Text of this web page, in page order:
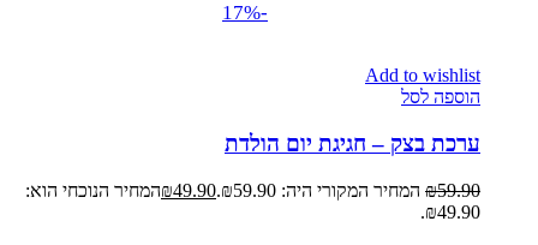
-17%
Add to wishlist
הוספה לסל
ערכת בצק – חגיגת יום הולדת
₪59.90 המחיר המקורי היה: ₪59.90. ₪49.90
המחיר הנוכחי הוא:
₪49.90.